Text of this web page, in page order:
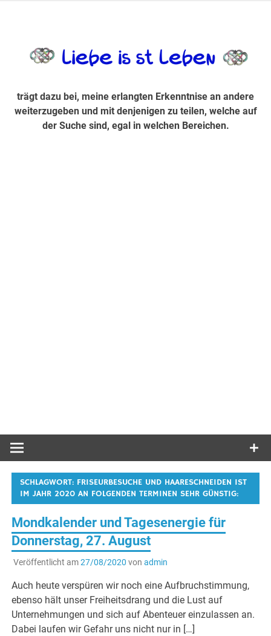
Suche sind, egal in welchen Bereichen.
trägt dazu bei, meine erlangten Erkenntnise an andere
weiterzugeben und mit denjenigen zu teilen, welche auf
der Suche sind, egal in welchen Bereichen.
SCHLAGWORT: FRISEURBESUCHE UND HAARESCHNEIDEN IST
IM JAHR 2020 AN FOLGENDEN TERMINEN SEHR GÜNSTIG:
Mondkalender und Tagesenergie für
Donnerstag, 27. August
Veröffentlicht am27/08/2020 von admin
Auch heute verspüren wir noch eine Aufbruchstimmung,
ebenso hält unser Freiheitsdrang und die Lust auf
Unternehmungen und sich auf Abenteuer einzulassen an.
Dabei laufen wir Gefahr uns nicht nur in […]